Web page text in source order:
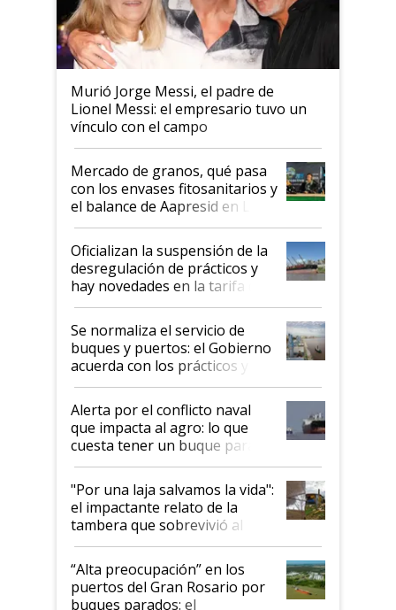
Murió Jorge Messi, el padre de
Lionel Messi: el empresario tuvo un
vínculo con el campo
Mercado de granos, qué pasa
con los envases fitosanitarios y
el balance de Aapresid en La
Posta
Oficializan la suspensión de la
desregulación de prácticos y
hay novedades en la tarifa de
la hidrovía
Se normaliza el servicio de
buques y puertos: el Gobierno
acuerda con los prácticos y
suspende el decreto de
desregulación
Alerta por el conflicto naval
que impacta al agro: lo que
cuesta tener un buque parado
y el peligro de que Argentina
pase a ser "país sucio"
"Por una laja salvamos la vida":
el impactante relato de la
tambera que sobrevivió al
tornado
“Alta preocupación” en los
puertos del Gran Rosario por
buques parados: el